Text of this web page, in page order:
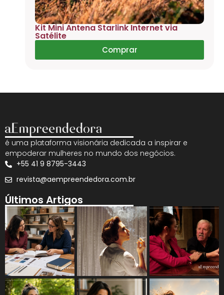
Kit Mini Antena Starlink Internet via
Satélite
Comprar
é uma plataforma visionária dedicada a inspirar e
empoderar mulheres no mundo dos negócios.
+55 41 9 8795-3443
revista@aempreendedora.com.br
Últimos Artigos